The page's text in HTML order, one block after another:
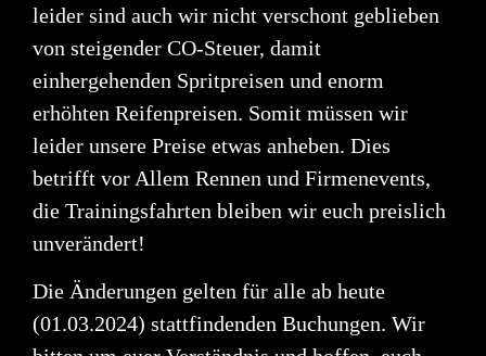
leider sind auch wir nicht verschont geblieben
von steigender CO-Steuer, damit
einhergehenden Spritpreisen und enorm
erhöhten Reifenpreisen. Somit müssen wir
leider unsere Preise etwas anheben. Dies
betrifft vor Allem Rennen und Firmenevents,
die Trainingsfahrten bleiben wir euch preislich
unverändert!
Die Änderungen gelten für alle ab heute
(01.03.2024) stattfindenden Buchungen. Wir